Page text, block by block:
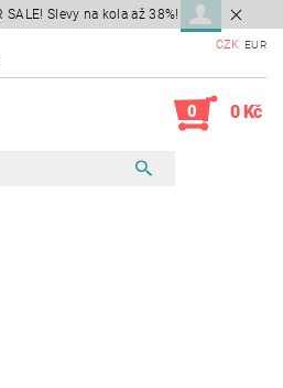
Slevy na kola až 38%!
CZK EUR
0 0 Kč